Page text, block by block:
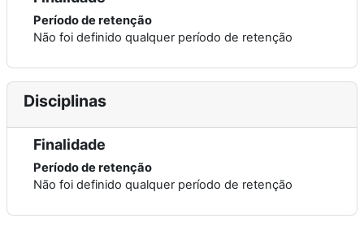
Período de retenção
Não foi definido qualquer período de retenção
Disciplinas
Finalidade
Período de retenção
Não foi definido qualquer período de retenção